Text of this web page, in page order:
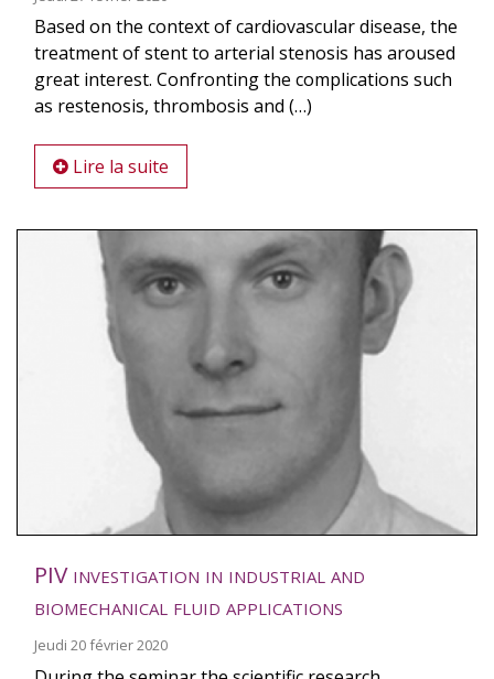
Based on the context of cardiovascular disease, the
treatment of stent to arterial stenosis has aroused
great interest. Confronting the complications such
as restenosis, thrombosis and (…)
Lire la suite
PIV investigation in industrial and
biomechanical fluid applications
Jeudi 20 février 2020